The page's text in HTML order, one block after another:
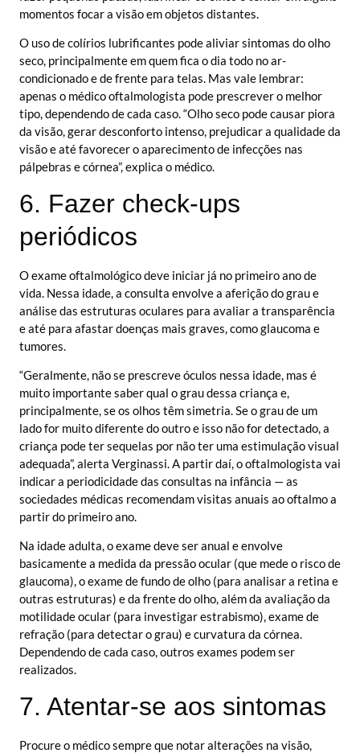
momentos focar a visão em objetos distantes.
O uso de colírios lubrificantes pode aliviar sintomas do olho
seco, principalmente em quem fica o dia todo no ar-
condicionado e de frente para telas. Mas vale lembrar:
apenas o médico oftalmologista pode prescrever o melhor
tipo, dependendo de cada caso. “Olho seco pode causar piora
da visão, gerar desconforto intenso, prejudicar a qualidade da
visão e até favorecer o aparecimento de infecções nas
pálpebras e córnea”, explica o médico.
6. Fazer check-ups
periódicos
O exame oftalmológico deve iniciar já no primeiro ano de
vida. Nessa idade, a consulta envolve a aferição do grau e
análise das estruturas oculares para avaliar a transparência
e até para afastar doenças mais graves, como glaucoma e
tumores.
“Geralmente, não se prescreve óculos nessa idade, mas é
muito importante saber qual o grau dessa criança e,
principalmente, se os olhos têm simetria. Se o grau de um
lado for muito diferente do outro e isso não for detectado, a
criança pode ter sequelas por não ter uma estimulação visual
adequada”, alerta Verginassi. A partir daí, o oftalmologista vai
indicar a periodicidade das consultas na infância — as
sociedades médicas recomendam visitas anuais ao oftalmo a
partir do primeiro ano.
Na idade adulta, o exame deve ser anual e envolve
basicamente a medida da pressão ocular (que mede o risco de
glaucoma), o exame de fundo de olho (para analisar a retina e
outras estruturas) e da frente do olho, além da avaliação da
motilidade ocular (para investigar estrabismo), exame de
refração (para detectar o grau) e curvatura da córnea.
Dependendo de cada caso, outros exames podem ser
realizados.
7. Atentar-se aos sintomas
Procure o médico sempre que notar alterações na visão,